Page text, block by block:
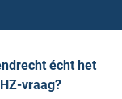
écht het